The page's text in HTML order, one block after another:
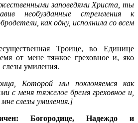
заповедями Христа, ты
необузданные стремления к
как одну, исполнила со всем
Троице, во Единице
от мене тяжкое греховное и, яко
слезы умиления.
Которой мы поклоняемся как
с меня тяжелое бремя греховное и,
слезы умиления.]
Богородице, Надеждо и